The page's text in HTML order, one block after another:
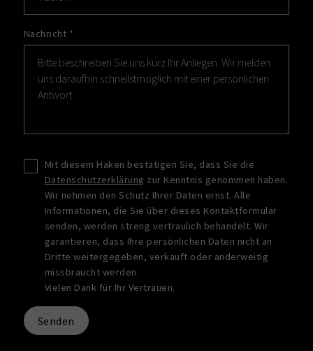
Nachricht *
Mit diesem Haken bestätigen Sie, dass Sie die
Datenschutzerklärung zur Kenntnis genommen haben.
Wir nehmen den Schutz Ihrer Daten ernst. Alle
Informationen, die Sie über dieses Kontaktformular
senden, werden streng vertraulich behandelt. Wir
garantieren, dass Ihre persönlichen Daten nicht an
Dritte weitergegeben, verkauft oder anderweitig
missbraucht werden.
Vielen Dank für Ihr Vertrauen.
Senden